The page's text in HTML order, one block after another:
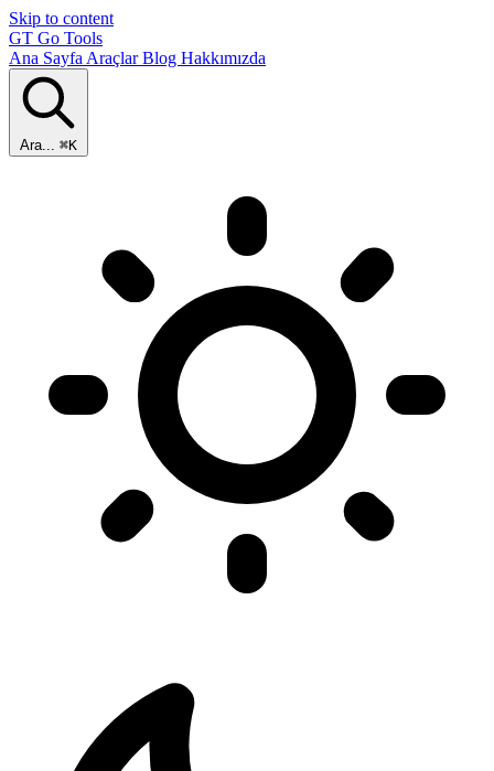
Skip to content
GT Go Tools
Ana Sayfa AraçlarBlog Hakkımızda
Ara... ⌘K